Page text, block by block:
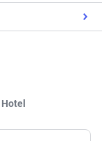
Hotel